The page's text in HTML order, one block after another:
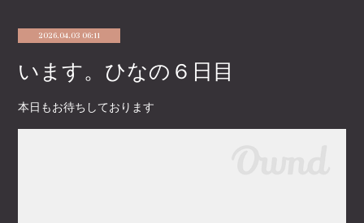
2026.04.03 06:11
います。ひなの６日目
本日もお待ちしております